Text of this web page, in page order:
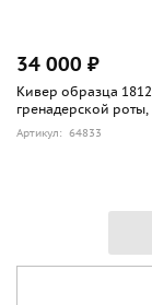
34 000 ₽
Кивер образца
гренадерской роты,
Артикул: 64833